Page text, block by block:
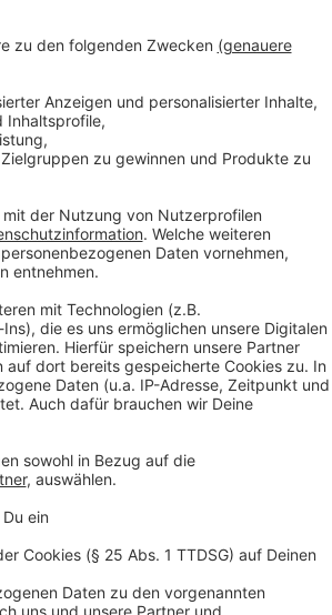
es bei der Notfallversorgung geben. Sie
und chirurgischer
von 20 Autominuten erreichbar sein.
Auch die
werden. Bei der Geburtshilfe
erhalten. Von 133 beantragten
Fallzahlen, Versorgungsgebiete
Krankenhäusern gezielt zuzuweisen,
bestimmt: Zunächst wurden für
definiert. Für jede Leistung
Zusätzlich wurde eine Art
Leistungsbereich behalten darf. Zudem
16 Versorgungsgebiete in NRW eine